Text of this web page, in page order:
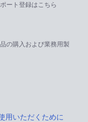
ート登録はこちら
の購入および業務用製
用いただくために